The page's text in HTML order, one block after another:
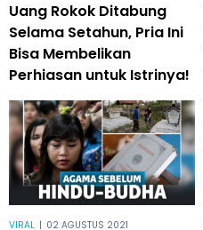
Uang Rokok Ditabung
Selama Setahun, Pria Ini
Bisa Membelikan
Perhiasan untuk Istrinya!
VIRAL | 02 AGUSTUS 2021